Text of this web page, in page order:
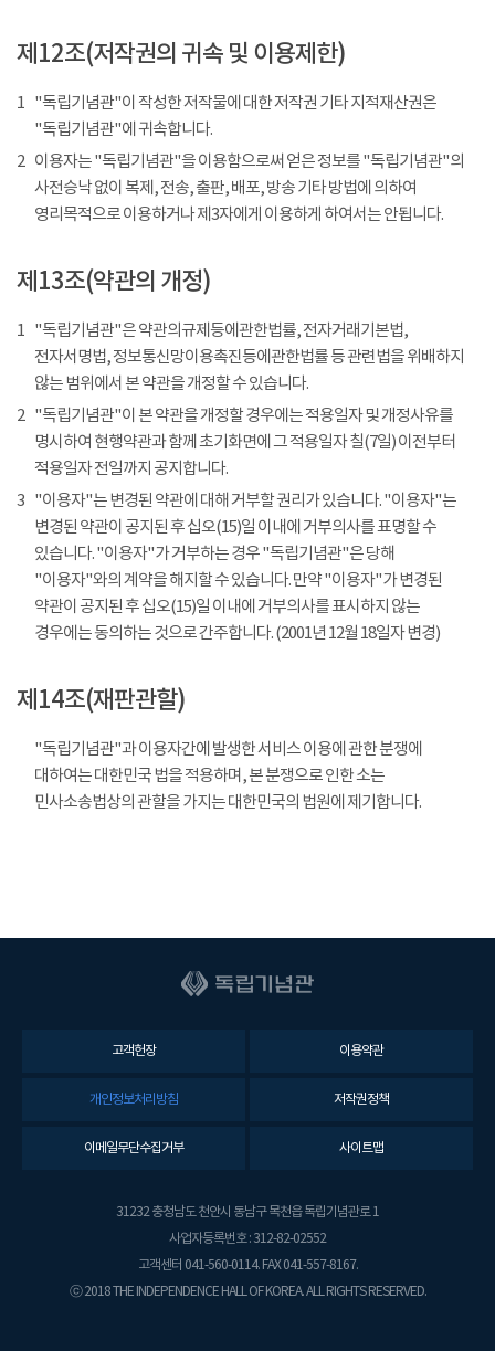
제12조(저작권의 귀속 및 이용제한)
1 "독립기념관"이 작성한 저작물에 대한 저작권 기타 지적재산권은
"독립기념관"에 귀속합니다.
2 이용자는 "독립기념관"을 이용함으로써 얻은 정보를 "독립기념관"의
사전승낙 없이 복제, 전송, 출판, 배포, 방송 기타 방법에 의하여
영리목적으로 이용하거나 제3자에게 이용하게 하여서는 안됩니다.
제13조(약관의 개정)
1 "독립기념관"은 약관의규제등에관한법률, 전자거래기본법,
전자서명법, 정보통신망이용촉진등에관한법률 등 관련법을 위배하지
않는 범위에서 본 약관을 개정할 수 있습니다.
2 "독립기념관"이 본 약관을 개정할 경우에는 적용일자 및 개정사유를
명시하여 현행약관과 함께 초기화면에 그 적용일자 칠(7일) 이전부터
적용일자 전일까지 공지합니다.
3 "이용자"는 변경된 약관에 대해 거부할 권리가 있습니다. "이용자"는
변경된 약관이 공지된 후 십오(15)일 이내에 거부의사를 표명할 수
있습니다. "이용자"가 거부하는 경우 "독립기념관"은 당해
"이용자"와의 계약을 해지할 수 있습니다. 만약 "이용자"가 변경된
약관이 공지된 후 십오(15)일 이내에 거부의사를 표시하지 않는
경우에는 동의하는 것으로 간주합니다. (2001년 12월 18일자 변경)
제14조(재판관할)
"독립기념관"과 이용자간에 발생한 서비스 이용에 관한 분쟁에
대하여는 대한민국 법을 적용하며, 본 분쟁으로 인한 소는
민사소송법상의 관할을 가지는 대한민국의 법원에 제기합니다.
고객헌장 이용약관
개인정보처리방침 저작권정책
이메일무단수집거부 사이트맵
31232 충청남도 천안시 동남구 목천읍 독립기념관로 1
사업자등록번호 : 312-82-02552
고객센터 041-560-0114. FAX 041-557-8167.
ⓒ 2018 THE INDEPENDENCE HALL OF KOREA. ALL RIGHTS RESERVED.